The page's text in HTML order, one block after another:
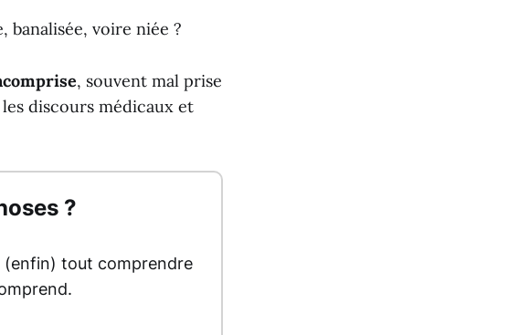
voire niée ?
, souvent mal prise
discours médicaux et
?
(enfin) tout comprendre